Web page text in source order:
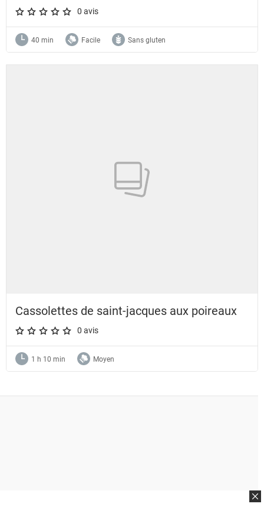
A star rating of 0 out of 5.
0 avis
40 min Facile Sans gluten
Cassolettes de saint-jacques aux poireaux
A star rating of 0 out of 5.
0 avis
1 h 10 min Moyen